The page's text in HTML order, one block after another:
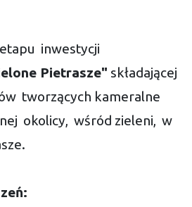
inwestycji
Pietrasze" składającej
tworzących kameralne
okolicy, wśród zieleni, w